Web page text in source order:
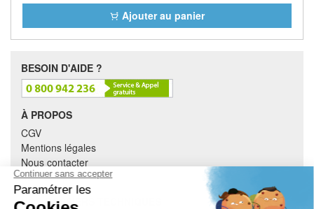
Ajouter au panier
BESOIN D'AIDE ?
À PROPOS
CGV
Mentions légales
Nous contacter
Mon compte
NOS DOSSIERS TECHNIQUES